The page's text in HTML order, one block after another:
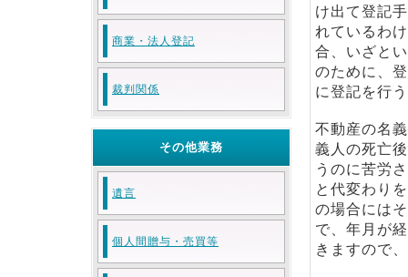
け出て登記
れているわ
合、いざと
のために、
に登記を行
不動産の名
義人の死亡
うのに苦労
と代変わり
の場合には
で、年月が
きますので
商業・法人登記
裁判関係
その他業務
遺言
個人間贈与・売買等